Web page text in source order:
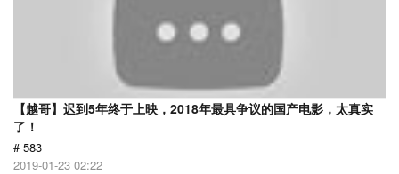
【越哥】迟到5年终于上映，2018年最具争议的国产电影，太真实
了！
# 583
2019-01-23 02:22